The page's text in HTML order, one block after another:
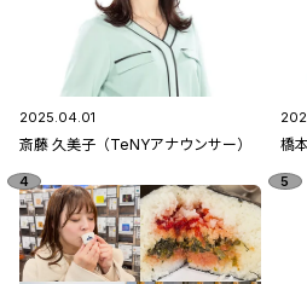
2025.04.01
斎藤 久美子（TeNYアナウンサー） 橋